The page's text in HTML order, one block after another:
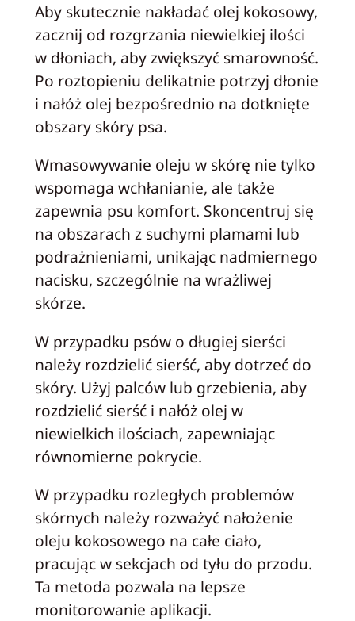
Aby skutecznie nakładać olej kokosowy,
zacznij od rozgrzania niewielkiej ilości
w dłoniach, aby zwiększyć smarowność.
Po roztopieniu delikatnie potrzyj dłonie
i nałóż olej bezpośrednio na dotknięte
obszary skóry psa.
Wmasowywanie oleju w skórę nie tylko
wspomaga wchłanianie, ale także
zapewnia psu komfort. Skoncentruj się
na obszarach z suchymi plamami lub
podrażnieniami, unikając nadmiernego
nacisku, szczególnie na wrażliwej
skórze.
W przypadku psów o długiej sierści
należy rozdzielić sierść, aby dotrzeć do
skóry. Użyj palców lub grzebienia, aby
rozdzielić sierść i nałóż olej w
niewielkich ilościach, zapewniając
równomierne pokrycie.
W przypadku rozległych problemów
skórnych należy rozważyć nałożenie
oleju kokosowego na całe ciało,
pracując w sekcjach od tyłu do przodu.
Ta metoda pozwala na lepsze
monitorowanie aplikacji.